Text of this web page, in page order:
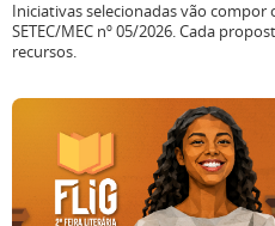
Iniciativas selecionadas vão
SETEC/MEC nº 05/2026. Cada
recursos.